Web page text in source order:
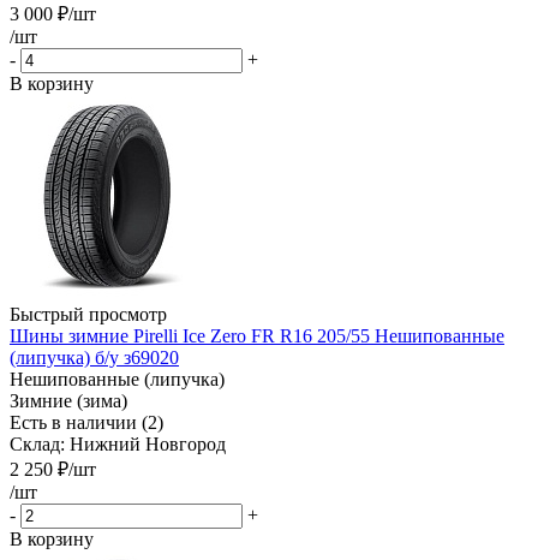
3 000 ₽/шт
/шт
-
+
В корзину
Быстрый просмотр
Шины зимние Pirelli Ice Zero FR R16 205/55 Нешипованные
(липучка) б/у з69020
Нешипованные (липучка)
Зимние (зима)
Есть в наличии (2)
Склад: Нижний Новгород
2 250 ₽/шт
/шт
-
+
В корзину